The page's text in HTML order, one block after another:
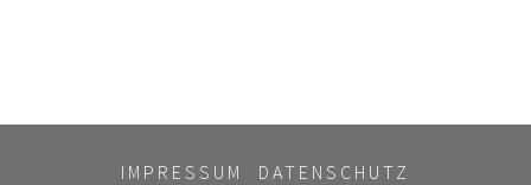
IMPRESSUM DATENSCHUTZ